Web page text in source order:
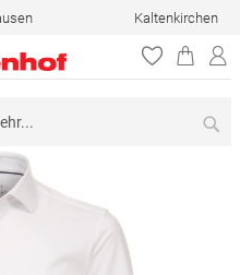
Kaltenkirchen